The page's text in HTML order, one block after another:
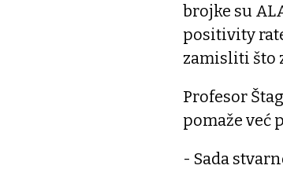
brojke su
positivity
zamisliti što
Profesor
pomaže već
- Sada